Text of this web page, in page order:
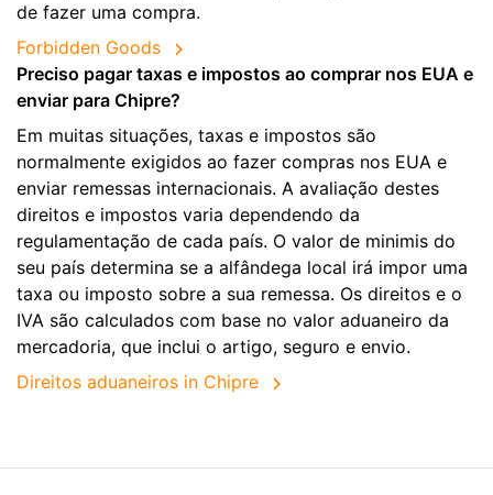
de fazer uma compra.
Forbidden Goods
Preciso pagar taxas e impostos ao comprar nos EUA e
enviar para Chipre?
Em muitas situações, taxas e impostos são
normalmente exigidos ao fazer compras nos EUA e
enviar remessas internacionais. A avaliação destes
direitos e impostos varia dependendo da
regulamentação de cada país. O valor de minimis do
seu país determina se a alfândega local irá impor uma
taxa ou imposto sobre a sua remessa. Os direitos e o
IVA são calculados com base no valor aduaneiro da
mercadoria, que inclui o artigo, seguro e envio.
Direitos aduaneiros in Chipre